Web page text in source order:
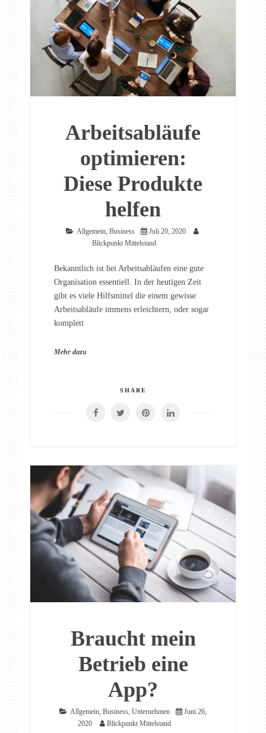
Arbeitsabläufe
optimieren:
Diese Produkte
helfen
Allgemein, Business
Juli 20, 2020
Blickpunkt Mittelstand
Bekanntlich ist bei Arbeitsabläufen eine gute
Organisation essentiell. In der heutigen Zeit
gibt es viele Hilfsmittel die einem gewisse
Arbeitsabläufe immens erleichtern, oder sogar
komplett
Mehr dazu
SHARE
Braucht mein
Betrieb eine
App?
Allgemein, Business, Unternehmen
Juni 26,
2020
Blickpunkt Mittelstand